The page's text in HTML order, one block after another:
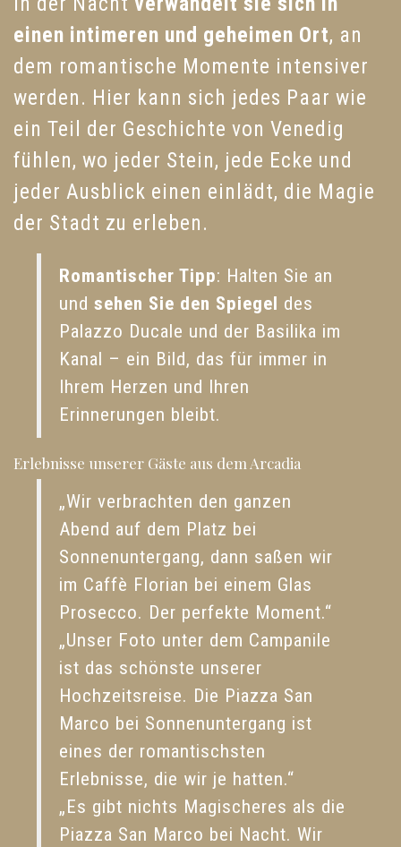
einen intimeren und geheimen Ort, an
dem romantische Momente intensiver
werden. Hier kann sich jedes Paar wie
ein Teil der Geschichte von Venedig
fühlen, wo jeder Stein, jede Ecke und
jeder Ausblick einen einlädt, die Magie
der Stadt zu erleben.
Romantischer Tipp: Halten Sie an
undsehen Sie den Spiegel des
Palazzo Ducale und der Basilika im
Kanal – ein Bild, das für immer in
Ihrem Herzen und Ihren
Erinnerungen bleibt.
Erlebnisse unserer Gäste aus dem Arcadia
„Wir verbrachten den ganzen
Abend auf dem Platz bei
Sonnenuntergang, dann saßen wir
im Caffè Florian bei einem Glas
Prosecco. Der perfekte Moment.“
„Unser Foto unter dem Campanile
ist das schönste unserer
Hochzeitsreise. Die Piazza San
Marco bei Sonnenuntergang ist
eines der romantischsten
Erlebnisse, die wir je hatten.“
„Es gibt nichts Magischeres als die
Piazza San Marco bei Nacht. Wir